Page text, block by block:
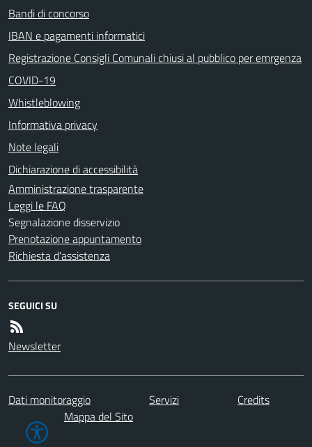
Bandi di concorso
IBAN e pagamenti informatici
Registrazione Consigli Comunali chiusi al pubblico per emrgenza
COVID-19
Whistleblowing
Informativa privacy
Note legali
Dichiarazione di accessibilità
Amministrazione trasparente
Leggi le FAQ
Segnalazione disservizio
Prenotazione appuntamento
Richiesta d'assistenza
SEGUICI SU
Newsletter
Dati monitoraggio Servizi
Credits
Mappa del Sito